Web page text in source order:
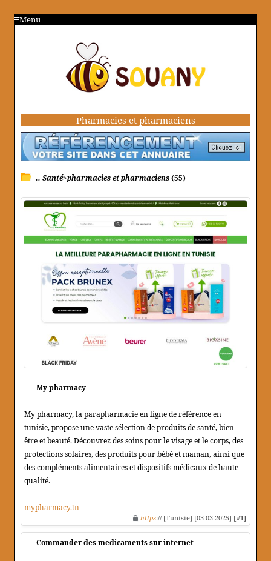
Menu
Pharmacies et pharmaciens
.. Santé>pharmacies et pharmaciens(55)
My pharmacy
My pharmacy, la parapharmacie en ligne de référence en
tunisie, propose une vaste sélection de produits de santé, bien-
être et beauté. Découvrez des soins pour le visage et le corps, des
protections solaires, des produits pour bébé et maman, ainsi que
des compléments alimentaires et dispositifs médicaux de haute
qualité.
mypharmacy.tn
https:// [Tunisie] [03-03-2025] [#1]
Commander des medicaments sur internet